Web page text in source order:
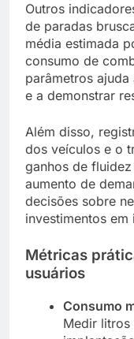
Outros
de paradas
média estimada
consumo de
parâmetros
e a demonstrar
Além disso,
dos veículos e o
ganhos de
aumento de
decisões sobre
investimentos
Métricas
usuários
Consumo
Medir litros